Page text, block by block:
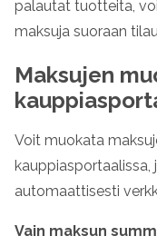
palautat tuotteita,
maksuja suoraan
Maksujen
Voit muokata
automaattisesti
Vain maksun